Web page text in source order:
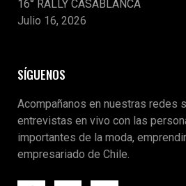
16° RALLY CASABLANCA
Julio 16, 2026
SÍGUENOS
Acompañanos en nuestras redes
entrevistas en vivo con las
importantes de la moda,
empresariado de Chile.